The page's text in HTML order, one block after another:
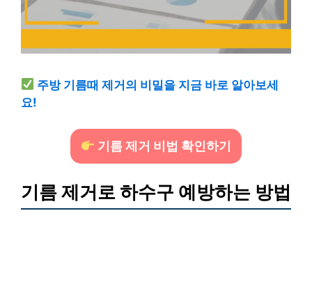
주방 기름때 제거의 비밀을 지금 바로 알아보세
요!
기름 제거 비법 확인하기
기름 제거로 하수구 예방하는 방법